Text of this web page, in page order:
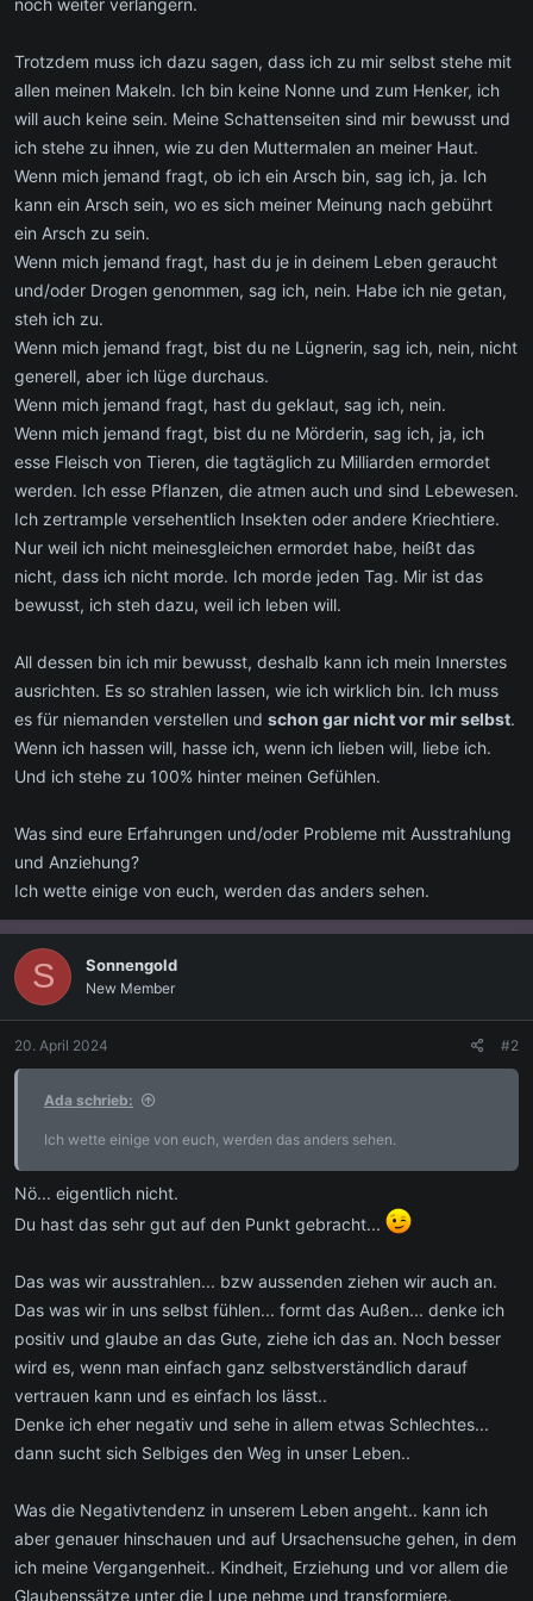
Trotzdem muss ich dazu sagen, dass ich zu mir selbst stehe mit
allen meinen Makeln. Ich bin keine Nonne und zum Henker, ich
will auch keine sein. Meine Schattenseiten sind mir bewusst und
ich stehe zu ihnen, wie zu den Muttermalen an meiner Haut.
Wenn mich jemand fragt, ob ich ein Arsch bin, sag ich, ja. Ich
kann ein Arsch sein, wo es sich meiner Meinung nach gebührt
ein Arsch zu sein.
Wenn mich jemand fragt, hast du je in deinem Leben geraucht
und/oder Drogen genommen, sag ich, nein. Habe ich nie getan,
steh ich zu.
Wenn mich jemand fragt, bist du ne Lügnerin, sag ich, nein, nicht
generell, aber ich lüge durchaus.
Wenn mich jemand fragt, hast du geklaut, sag ich, nein.
Wenn mich jemand fragt, bist du ne Mörderin, sag ich, ja, ich
esse Fleisch von Tieren, die tagtäglich zu Milliarden ermordet
werden. Ich esse Pflanzen, die atmen auch und sind Lebewesen.
Ich zertrample versehentlich Insekten oder andere Kriechtiere.
Nur weil ich nicht meinesgleichen ermordet habe, heißt das
nicht, dass ich nicht morde. Ich morde jeden Tag. Mir ist das
bewusst, ich steh dazu, weil ich leben will.
All dessen bin ich mir bewusst, deshalb kann ich mein Innerstes
ausrichten. Es so strahlen lassen, wie ich wirklich bin. Ich muss
es für niemanden verstellen und schon gar nicht vor mir selbst.
Wenn ich hassen will, hasse ich, wenn ich lieben will, liebe ich.
Und ich stehe zu 100% hinter meinen Gefühlen.
Was sind eure Erfahrungen und/oder Probleme mit Ausstrahlung
und Anziehung?
Ich wette einige von euch, werden das anders sehen.
S Sonnengold
New Member
20. April 2024 #2
Ada schrieb:
Ich wette einige von euch, werden das anders sehen.
Nö... eigentlich nicht.
Du hast das sehr gut auf den Punkt gebracht...
Das was wir ausstrahlen... bzw aussenden ziehen wir auch an.
Das was wir in uns selbst fühlen... formt das Außen... denke ich
positiv und glaube an das Gute, ziehe ich das an. Noch besser
wird es, wenn man einfach ganz selbstverständlich darauf
vertrauen kann und es einfach los lässt..
Denke ich eher negativ und sehe in allem etwas Schlechtes...
dann sucht sich Selbiges den Weg in unser Leben..
Was die Negativtendenz in unserem Leben angeht.. kann ich
aber genauer hinschauen und auf Ursachensuche gehen, in dem
ich meine Vergangenheit.. Kindheit, Erziehung und vor allem die
Glaubenssätze unter die Lupe nehme und transformiere.